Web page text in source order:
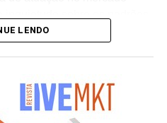
corporativa, a
que cada projeto, mesmo
no mercado,
única para
LENDO